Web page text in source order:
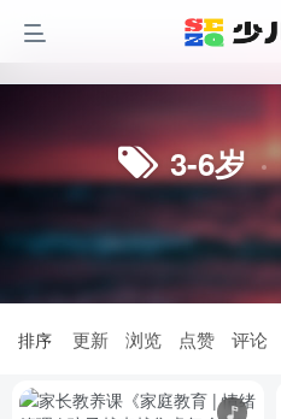
3-6岁
排序 更新 浏览 点赞 评论